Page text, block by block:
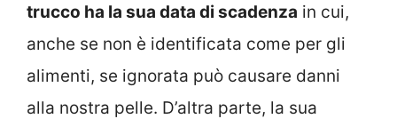
trucco ha la sua data di scadenza in cui,
anche se non è identificata come per gli
alimenti, se ignorata può causare danni
alla nostra pelle. D’altra parte, la sua